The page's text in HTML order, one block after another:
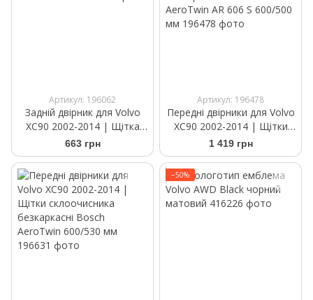
Артикул: 196062
Задній двірник для Volvo
XC90 2002-2014 | Щітка
склоочисника Bosch Rear
H 370 370 мм
663 грн
Артикул: 196478
Передні двірники для Volvo
XC90 2002-2014 | Щітки
склоочисника безкаркасні
Bosch AeroTwin AR 606 S
1 419 грн
−50%